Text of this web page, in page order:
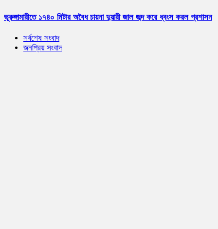
ভূরুঙ্গামারীতে ১৭৪০ মিটার অবৈধ চায়না দুয়ারী জাল জব্দ করে ধ্বংস করল প্রশাসন
সর্বশেষ সংবাদ
জনপ্রিয় সংবাদ